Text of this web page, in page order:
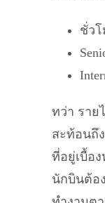
ชั่ว
ทว่า ราย
สะท้อนถึ
ที่อยู่เบื้อ
นักบินต้อ